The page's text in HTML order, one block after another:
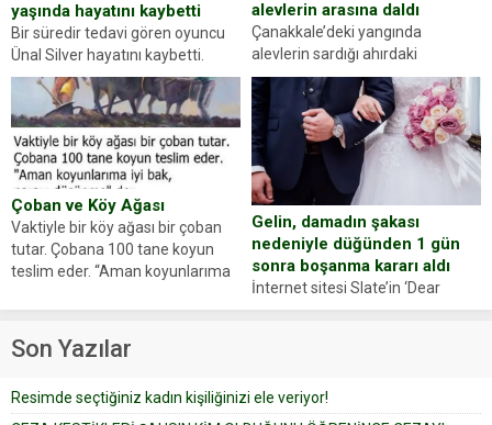
yaşında hayatını kaybetti
Bir süredir tedavi gören oyuncu
Ünal Silver hayatını kaybetti.
Haberi, oyuncunun menajerlik
ajansı duyurdu. Renda Güner,
sosyal medya hesabında “Usta
Oyuncumuz ve çok değerli
dostumuz...
alevlerin arasına daldı
Çanakkale’deki yangında
alevlerin sardığı ahırdaki
hayvanlarını kurtarmak isteyen
Zeki Demir (66) ölümden döndü.
Yüzünde ve ellerinde yanıklar
oluşan Demir, kâbus dolu anları
anlattı… Merkeze bağlı...
Çoban ve Köy Ağası
Vaktiyle bir köy ağası bir çoban
tutar. Çobana 100 tane koyun
teslim eder. “Aman koyunlarıma
Çoban koyunları alır gider. Aylar...
Gelin, damadın şakası
nedeniyle düğünden 1 gün
sonra boşanma kararı aldı
İnternet sitesi Slate’in ‘Dear
Prudence’ isimli tavsiye köşesine
yapıştırdığı için düğünden...
Son Yazılar
Resimde seçtiğiniz kadın kişiliğinizi ele veriyor!